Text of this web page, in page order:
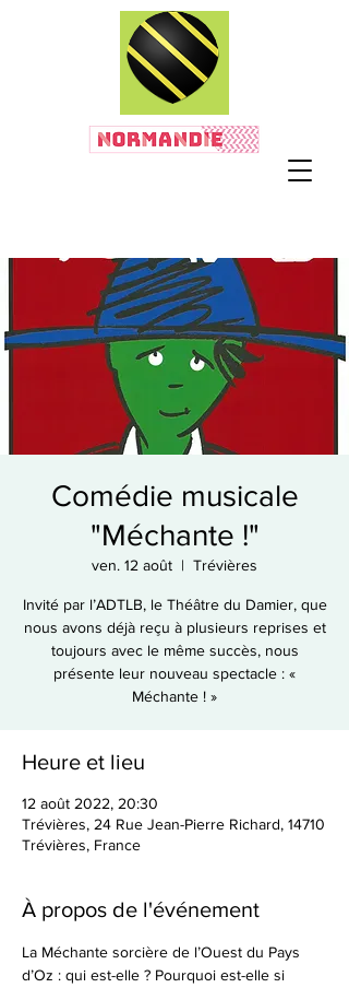
Comédie musicale
"Méchante !"
ven. 12 août
  |
Trévières
Invité par l’ADTLB, le Théâtre du Damier, que
nous avons déjà reçu à plusieurs reprises et
toujours avec le même succès, nous
présente leur nouveau spectacle : «
Méchante ! »
Heure et lieu
12 août 2022, 20:30
Trévières, 24 Rue Jean-Pierre Richard, 14710
Trévières, France
À propos de l'événement
La Méchante sorcière de l’Ouest du Pays
d’Oz : qui est-elle ? Pourquoi est-elle si